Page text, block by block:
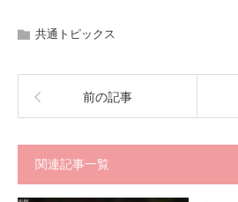
共通トピックス
前の記事
関連記事一覧